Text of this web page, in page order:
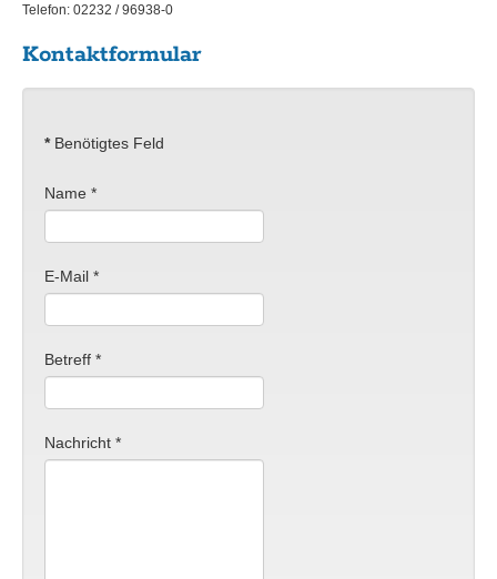
Telefon: 02232 / 96938-0
Kontaktformular
*Benötigtes Feld
Name *
E-Mail *
Betreff *
Nachricht *